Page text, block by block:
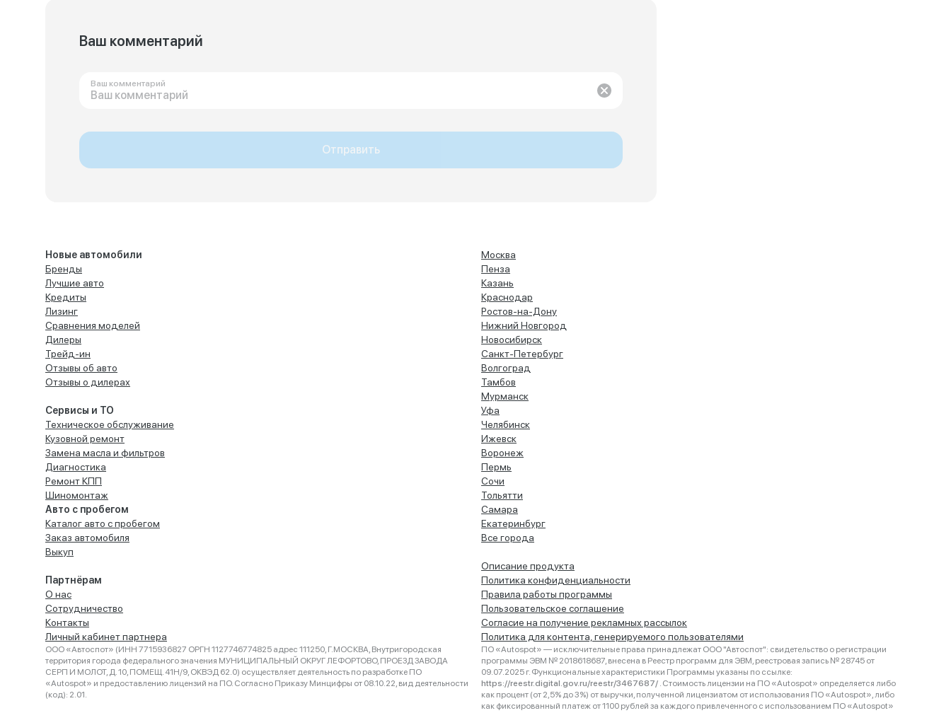
Ваш комментарий
Ваш комментарий
Отправить
Новые автомобили
Бренды
Лучшие авто
Кредиты
Лизинг
Сравнения моделей
Дилеры
Трейд-ин
Отзывы об авто
Отзывы о дилерах
Сервисы и ТО
Техническое обслуживание
Кузовной ремонт
Замена масла и фильтров
Диагностика
Ремонт КПП
Шиномонтаж
Авто с пробегом
Каталог авто с пробегом
Заказ автомобиля
Выкуп
Партнёрам
О нас
Сотрудничество
Контакты
Личный кабинет партнера
Москва
Пенза
Казань
Краснодар
Ростов-на-Дону
Нижний Новгород
Новосибирск
Санкт-Петербург
Волгоград
Тамбов
Мурманск
Уфа
Челябинск
Ижевск
Воронеж
Пермь
Сочи
Тольятти
Самара
Екатеринбург
Все города
Описание продукта
Политика конфиденциальности
Правила работы программы
Пользовательское соглашение
Согласие на получение рекламных рассылок
Политика для контента, генерируемого пользователями
ООО «Автоспот» (ИНН 7715936827 ОРГН 1127746774825 адрес 111250, Г.МОСКВА, Внутригородская
территория города федерального значения МУНИЦИПАЛЬНЫЙ ОКРУГ ЛЕФОРТОВО, ПРОЕЗД ЗАВОДА
СЕРП И МОЛОТ, Д. 10, ПОМЕЩ. 41Н/9, ОКВЭД 62.0) осуществляет деятельность по разработке ПО
«Autospot» и предоставлению лицензий на ПО. Согласно Приказу Минцифры от 08.10.22, вид деятельности
(код): 2.01.
ПО «Autospot» — исключительные права принадлежат ООО "Автоспот": свидетельство о регистрации
программы ЭВМ № 2018618687, внесена в Реестр программ для ЭВМ, реестровая запись № 28745 от
09.07.2025 г. Функциональные характеристики Программы указаны по ссылке:
https://reestr.digital.gov.ru/reestr/3467687/ . Стоимость лицензии на ПО «Autospot» определяется либо
как процент (от 2,5% до 3%) от выручки, полученной лицензиатом от использования ПО «Autospot», либо
как фиксированный платеж от 1100 рублей за каждого привлеченного с использованием ПО «Autospot»